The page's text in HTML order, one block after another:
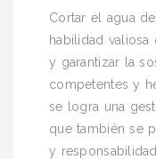
Cortar el agua
habilidad
y garantizar la
competentes y
se logra una
que también se
y